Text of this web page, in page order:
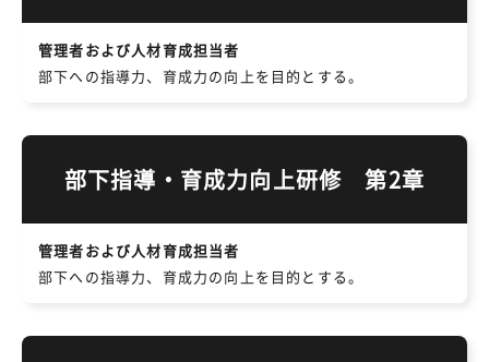
管理者および人材育成担当者
部下への指導力、育成力の向上を目的とする。
部下指導・育成力向上研修 第2章
管理者および人材育成担当者
部下への指導力、育成力の向上を目的とする。